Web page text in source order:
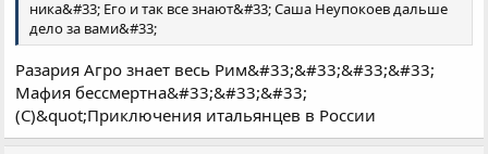
ника&#33; Его и так все знают&#33; Саша Неупокоев дальше
дело за вами&#33;
Разария Агро знает весь Рим&#33;&#33;&#33;&#33;
Мафия бессмертна&#33;&#33;&#33;
(С)&quot;Приключения итальянцев в России